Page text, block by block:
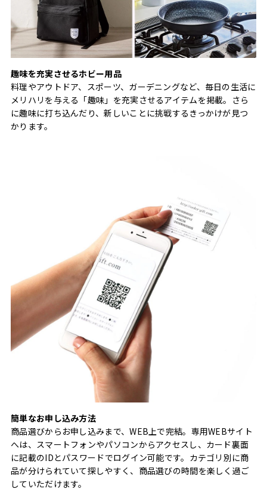
趣味を充実させるホビー用品
料理やアウトドア、スポーツ、ガーデニングなど、毎日の生活に
メリハリを与える「趣味」を充実させるアイテムを掲載。さら
に趣味に打ち込んだり、新しいことに挑戦するきっかけが見つ
かります。
簡単なお申し込み方法
商品選びからお申し込みまで、WEB上で完結。専用WEBサイト
へは、スマートフォンやパソコンからアクセスし、カード裏面
に記載のIDとパスワードでログイン可能です。カテゴリ別に商
品が分けられていて探しやすく、商品選びの時間を楽しく過ご
していただけます。